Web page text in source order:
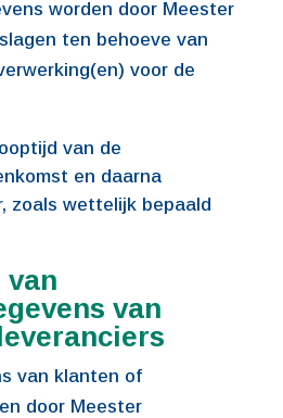
worden door Meester
ten behoeve van
voor de
van de
en daarna
zoals wettelijk bepaald
van
van
van klanten of
door Meester